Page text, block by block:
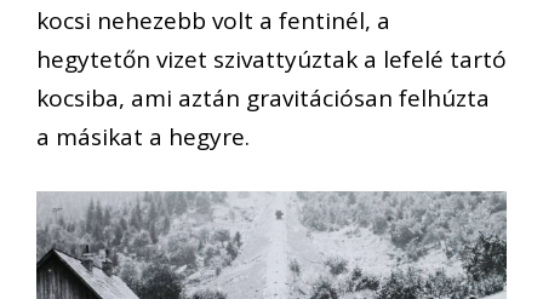
kocsi nehezebb volt a fentinél, a
hegytetőn vizet szivattyúztak a lefelé tartó
kocsiba, ami aztán gravitációsan felhúzta
a másikat a hegyre.